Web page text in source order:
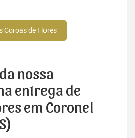
Coroas de Flores
nossa
entrega de
em Coronel